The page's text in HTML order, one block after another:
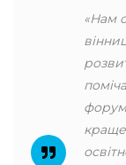
«Нам
краще